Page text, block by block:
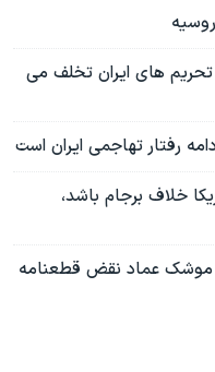
تحریم های ایران تخلف می
رفتار تهاجمی ایران است
خلاف برجام باشد،
موشک عماد نقض قطعنامه